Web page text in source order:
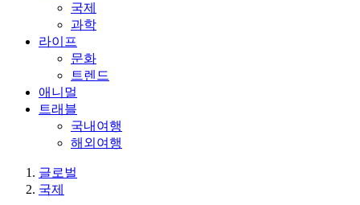
국제
과학
라이프
문화
트렌드
애니멀
트래블
국내여행
해외여행
글로벌
국제